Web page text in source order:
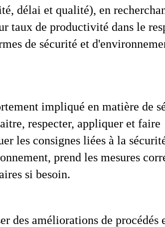
délai et qualité), en
taux de productivité dans le
de sécurité et
impliqué en matière de
respecter, appliquer et faire
les consignes liées à la
prend les mesures
si besoin.
des améliorations de procédés